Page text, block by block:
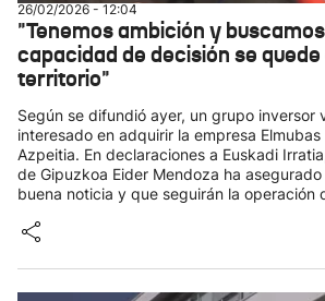
26/02/2026 - 12:04
"Tenemos ambición y
capacidad de decisión se
territorio"
Según se difundió ayer, un grupo inversor
interesado en adquirir la empresa
Azpeitia. En declaraciones a Euskadi
de Gipuzkoa Eider Mendoza ha
buena noticia y que seguirán la operación